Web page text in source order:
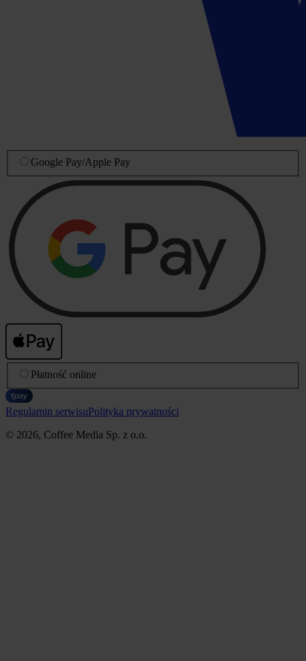
Google Pay/Apple Pay
Płatność online
Regulamin serwisuPolityka prywatności
© 2026, Coffee Media Sp. z o.o.